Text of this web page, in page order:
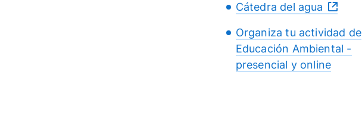
Cátedra del agua
Organiza tu actividad de
Educación Ambiental -
presencial y online